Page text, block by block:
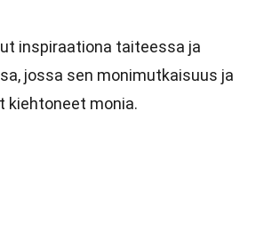
inspiraationa taiteessa ja
jossa sen monimutkaisuus ja
kiehtoneet monia.